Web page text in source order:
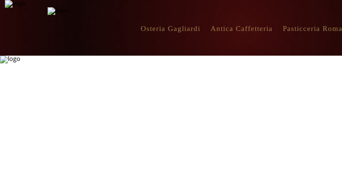
Osteria Gagliardi Antica Caffetteria Pasticceria Roma